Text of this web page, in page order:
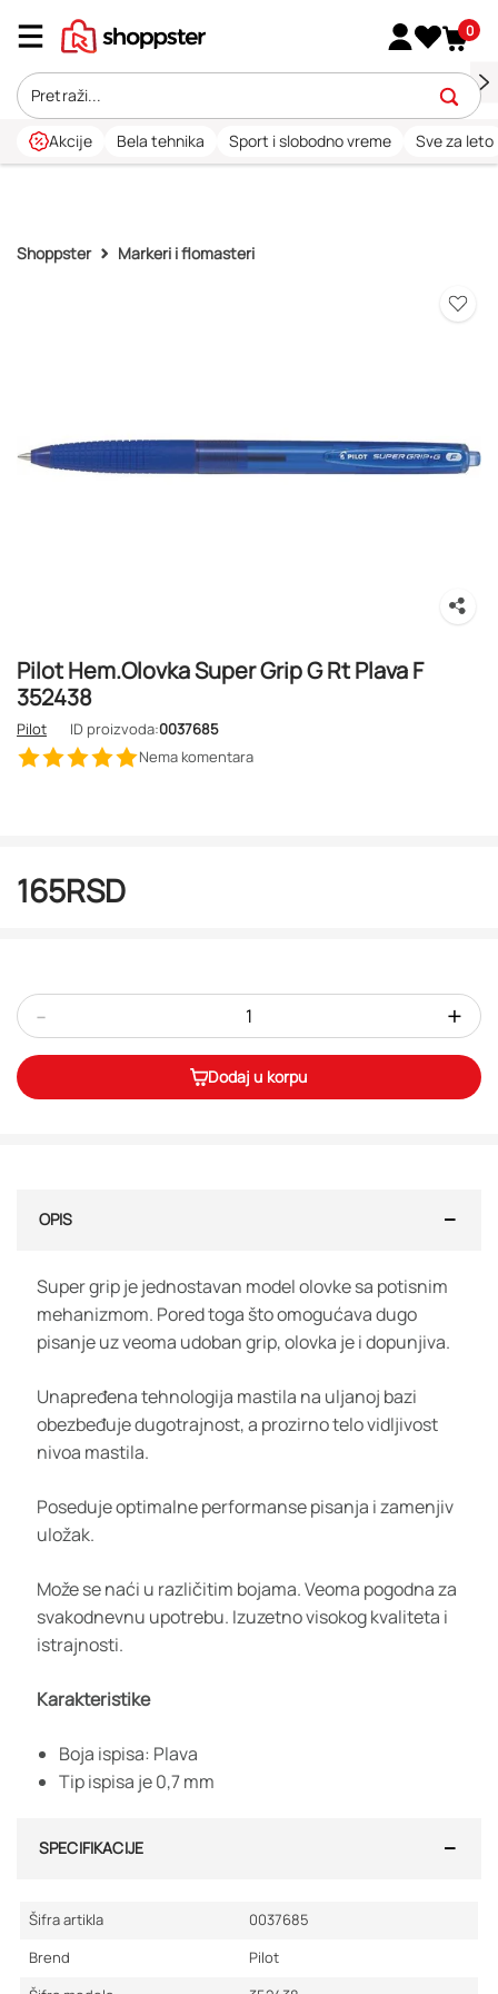
0
Akcije Bela tehnika Sport i slobodno vreme Sve za leto
Shoppster Markeri i flomasteri
Pilot Hem.Olovka Super Grip G Rt Plava F
352438
Pilot ID proizvoda:0037685
Nema komentara
165RSD
- +
Dodaj u korpu
OPIS
Super grip je jednostavan model olovke sa potisnim
mehanizmom. Pored toga što omogućava dugo
pisanje uz veoma udoban grip, olovka je i dopunjiva.
Unapređena tehnologija mastila na uljanoj bazi
obezbeđuje dugotrajnost, a prozirno telo vidljivost
nivoa mastila.
Poseduje optimalne performanse pisanja i zamenjiv
uložak.
Može se naći u različitim bojama. Veoma pogodna za
svakodnevnu upotrebu. Izuzetno visokog kvaliteta i
istrajnosti.
Karakteristike
Boja ispisa: Plava
Tip ispisa je 0,7 mm
SPECIFIKACIJE
Šifra artikla
0037685
Brend
Pilot